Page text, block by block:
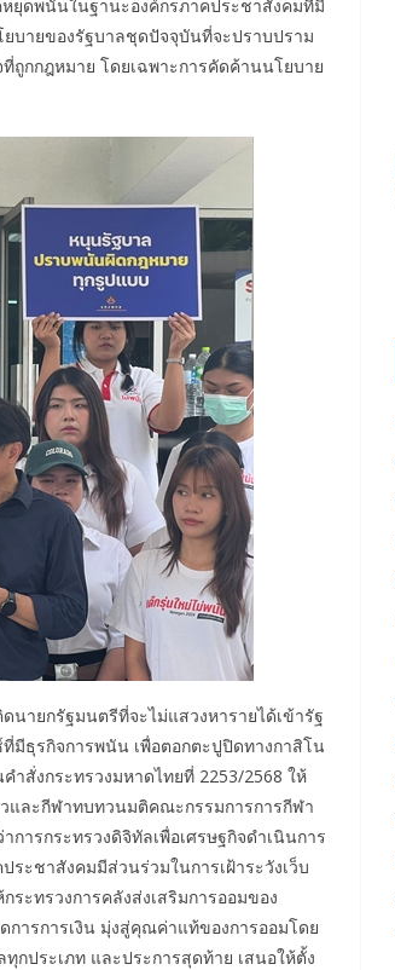
ดพนันในฐานะองค์กรภาคประชาสังคมที่มี
ายของรัฐบาลชุดปัจจุบันที่จะปราบปราม
ถูกกฎหมาย โดยเฉพาะการคัดค้านนโยบาย
ายกรัฐมนตรีที่จะไม่แสวงหารายได้เข้ารัฐ
มีธุรกิจการพนัน เพื่อตอกตะปูปิดทางกาสิโน
ำสั่งกระทรวงมหาดไทยที่ 2253/2568 ให้
วและกีฬาทบทวนมติคณะกรรมการการกีฬา
ารกระทรวงดิจิทัลเพื่อเศรษฐกิจดำเนินการ
ะชาสังคมมีส่วนร่วมในการเฝ้าระวังเว็บ
ะทรวงการคลังส่งเสริมการออมของ
ารการเงิน มุ่งสู่คุณค่าแท้ของการออมโดย
ประเภท และประการสุดท้าย เสนอให้ตั้ง